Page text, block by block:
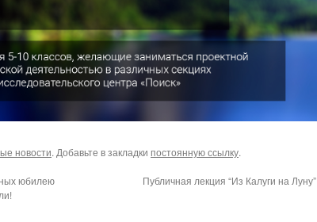
новости. Добавьте в закладки постоянную ссылку.
юбилею
Публичная лекция “Из Калуги на Луну”